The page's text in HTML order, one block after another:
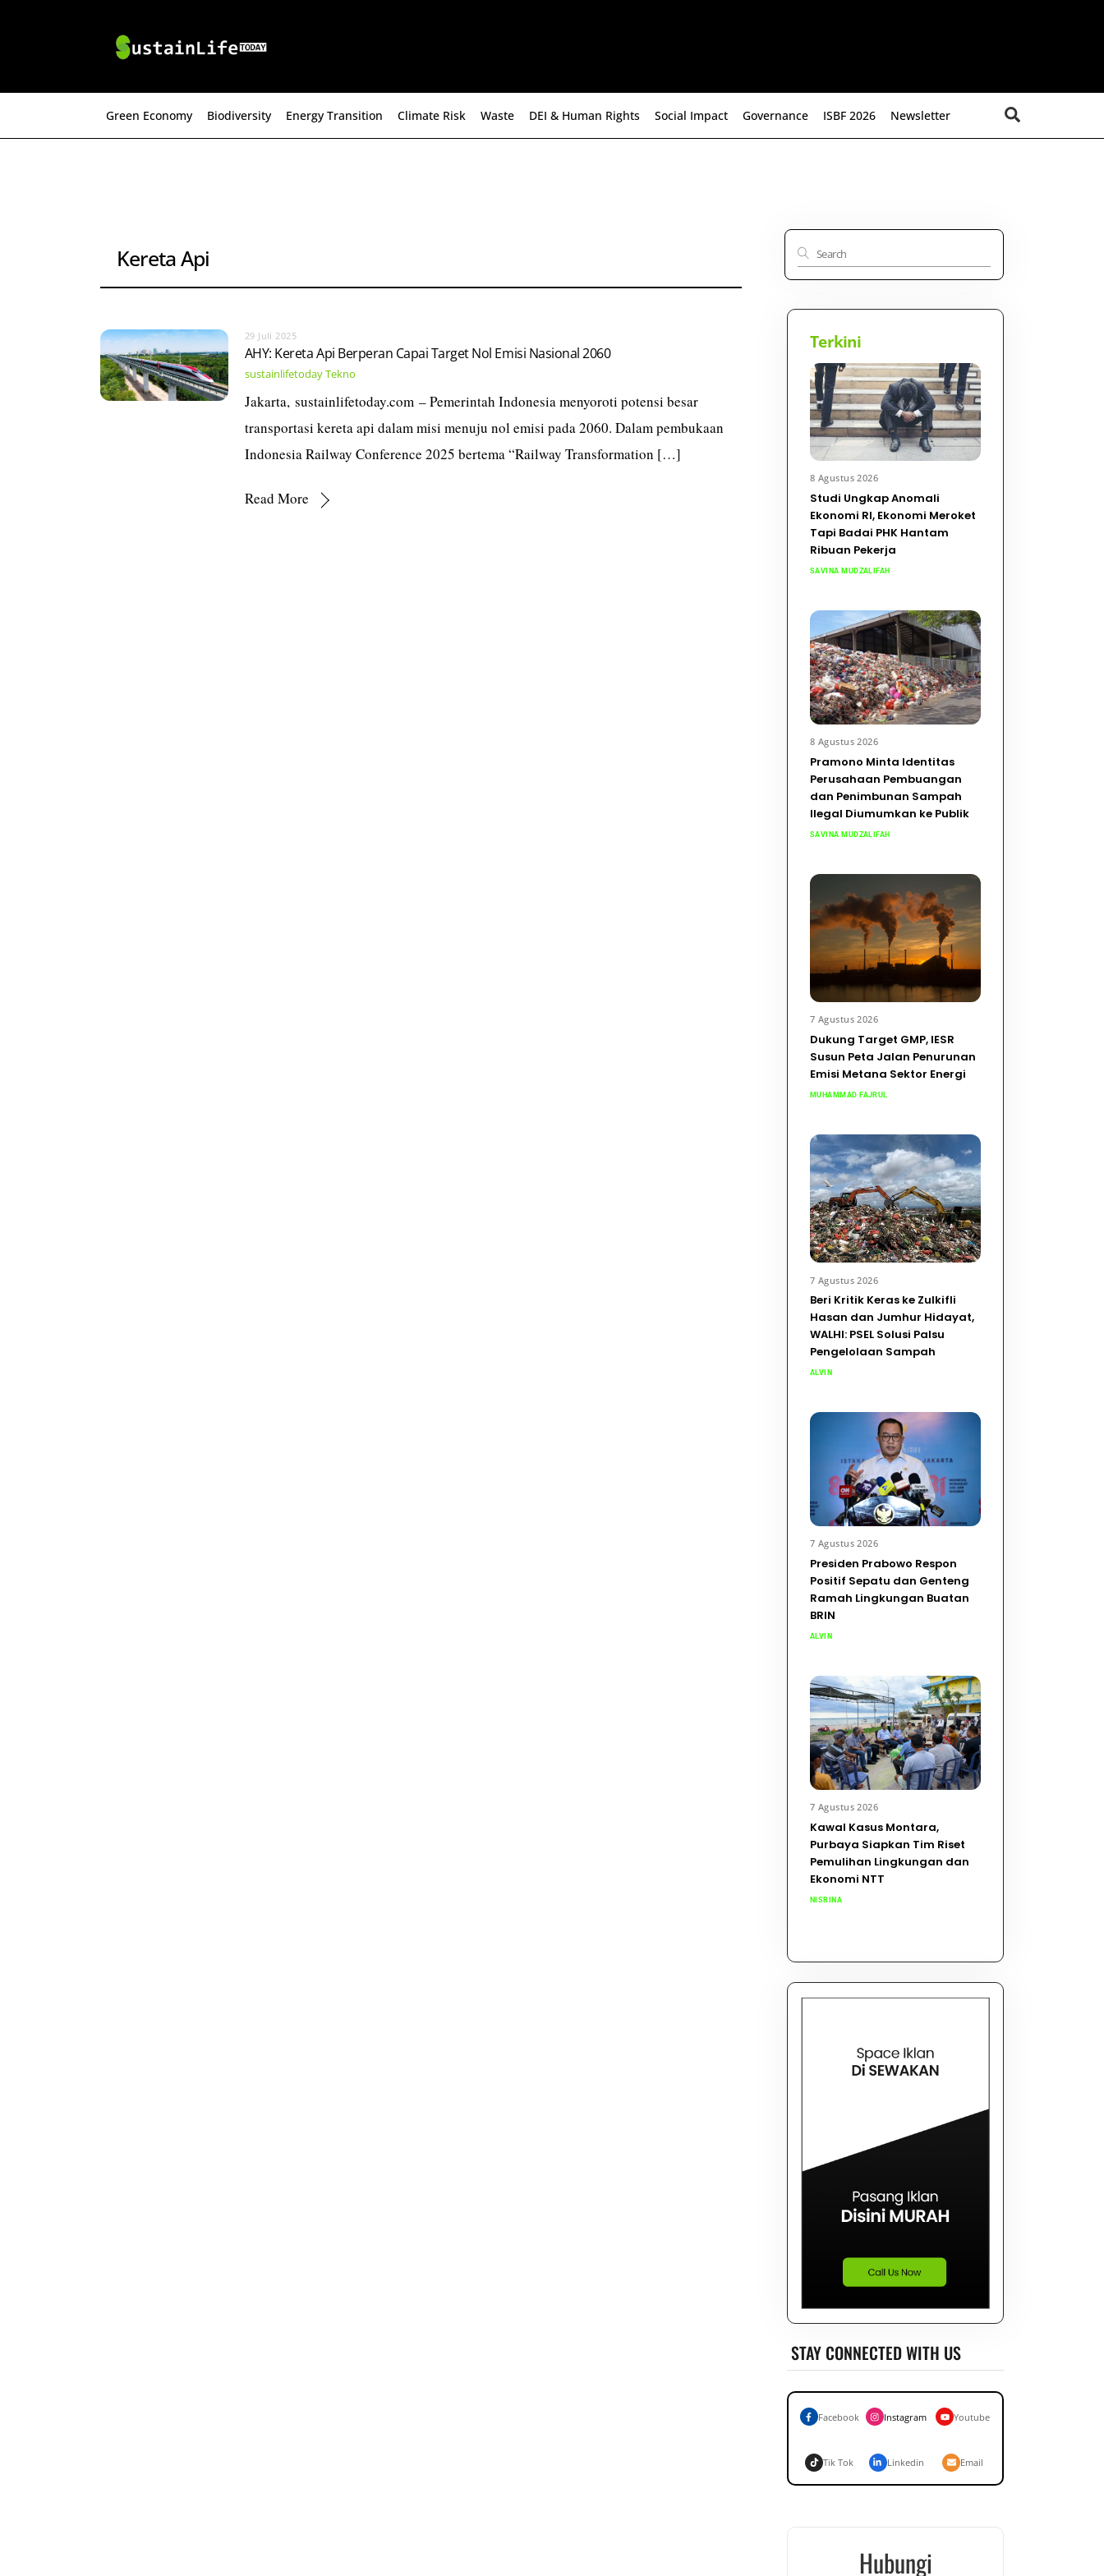
Green Economy Biodiversity Energy Transition Climate Risk Waste DEI & Human Rights Social Impact Governance ISBF 2026 Newsletter
Kereta Api
29 Juli 2025
AHY: Kereta Api Berperan Capai Target Nol Emisi Nasional 2060
sustainlifetodayTekno
Jakarta, sustainlifetoday.com – Pemerintah Indonesia menyoroti potensi besar
transportasi kereta api dalam misi menuju nol emisi pada 2060. Dalam pembukaan
Indonesia Railway Conference 2025 bertema “Railway Transformation […]
Read More
Terkini
8 Agustus 2026
Studi Ungkap Anomali
Ekonomi RI, Ekonomi Meroket
Tapi Badai PHK Hantam
Ribuan Pekerja
SAVINA MUDZALIFAH
8 Agustus 2026
Pramono Minta Identitas
Perusahaan Pembuangan
dan Penimbunan Sampah
Ilegal Diumumkan ke Publik
SAVINA MUDZALIFAH
7 Agustus 2026
Dukung Target GMP, IESR
Susun Peta Jalan Penurunan
Emisi Metana Sektor Energi
MUHAMMAD FAJRUL
7 Agustus 2026
Beri Kritik Keras ke Zulkifli
Hasan dan Jumhur Hidayat,
WALHI: PSEL Solusi Palsu
Pengelolaan Sampah
ALVIN
7 Agustus 2026
Presiden Prabowo Respon
Positif Sepatu dan Genteng
Ramah Lingkungan Buatan
BRIN
ALVIN
7 Agustus 2026
Kawal Kasus Montara,
Purbaya Siapkan Tim Riset
Pemulihan Lingkungan dan
Ekonomi NTT
NISRINA
STAY CONNECTED WITH US
Facebook Instagram Youtube
Tik Tok Linkedin Email
Hubungi